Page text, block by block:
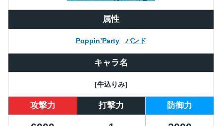
属性
Poppin’Party バンド
キャラ名
[牛込りみ]
攻撃力 打撃力 防御力